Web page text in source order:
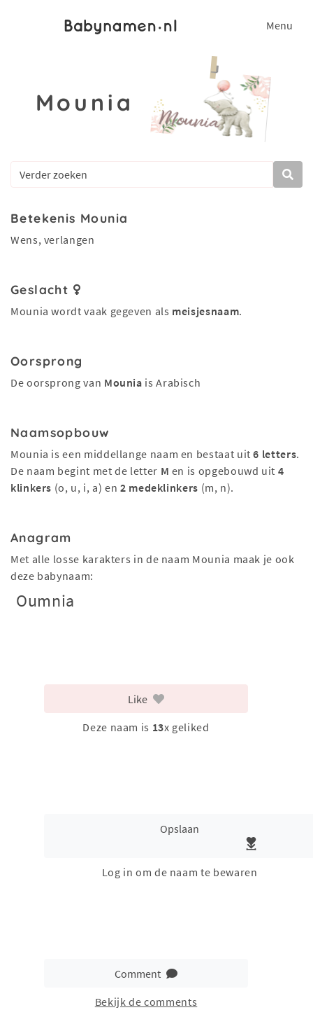
Menu
Mounia
Betekenis Mounia
Wens, verlangen
Geslacht
Mounia wordt vaak gegeven als meisjesnaam.
Oorsprong
De oorsprong van Mounia is Arabisch
Naamsopbouw
Mounia is een middellange naam en bestaat uit6 letters.
De naam begint met de letter M en is opgebouwd uit 4
klinkers (o, u, i, a) en2 medeklinkers (m, n).
Anagram
Met alle losse karakters in de naam Mounia maak je ook
deze babynaam:
Oumnia
Like
Deze naam is 13x geliked
Opslaan
Log in om de naam te bewaren
Comment
Bekijk de comments